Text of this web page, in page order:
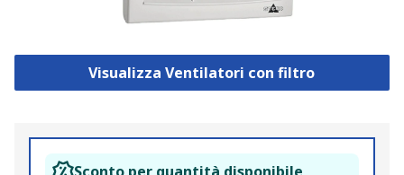
Visualizza Ventilatori con filtro